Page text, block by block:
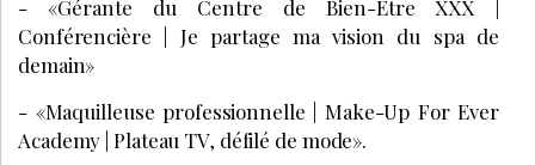
- «Gérante du Centre de Bien-Être XXX |
Conférencière | Je partage ma vision du spa de
demain»
- «Maquilleuse professionnelle | Make-Up For Ever
Academy | Plateau TV, défilé de mode».